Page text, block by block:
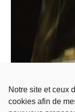
Notre site et ceux
cookies afin de